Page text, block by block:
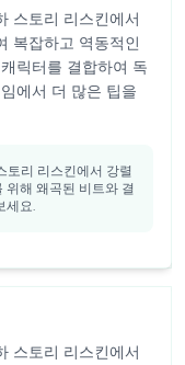
스토리 리스킨에서
복잡하고 역동적인
릭터를 결합하여 독
에서 더 많은 팁을
리 리스킨에서 강렬
해 왜곡된 비트와 결
세요.
스토리 리스킨에서